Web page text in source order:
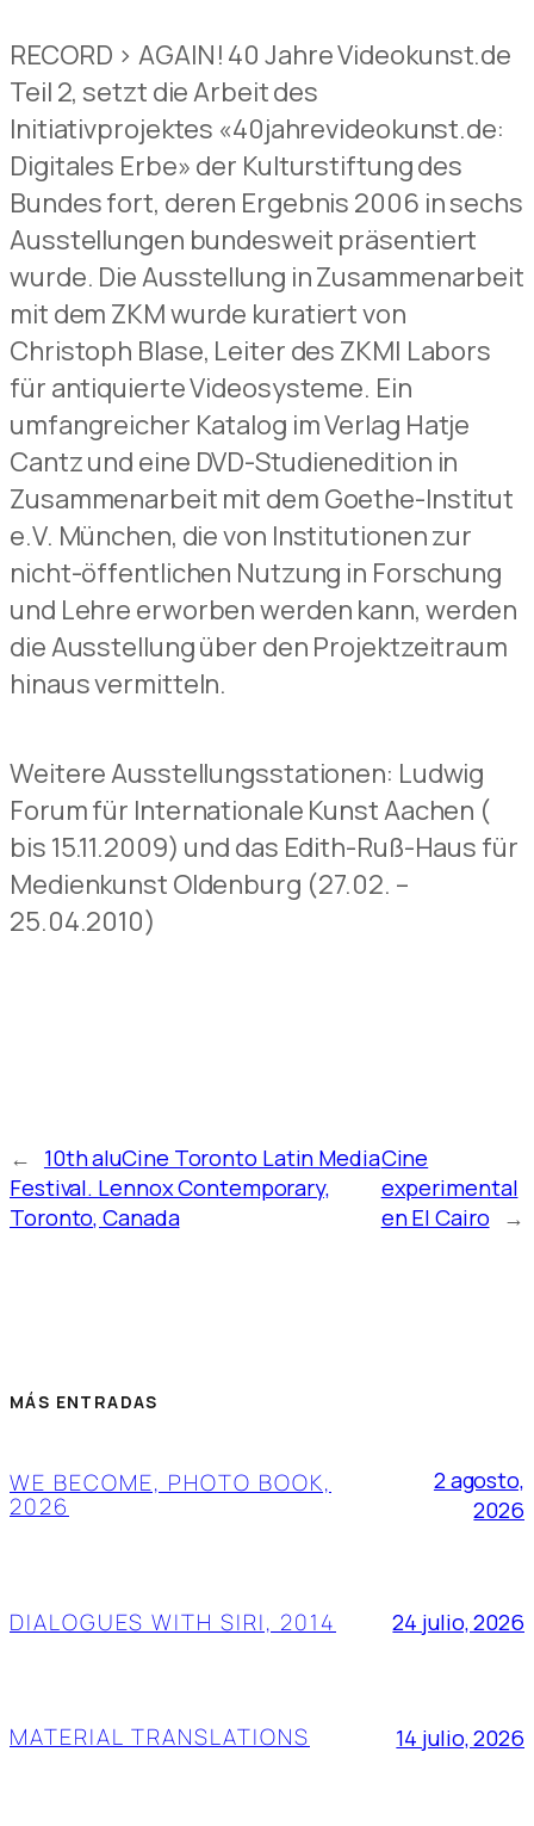
RECORD > AGAIN! 40 Jahre Videokunst.de
Teil 2, setzt die Arbeit des
Initiativprojektes «40jahrevideokunst.de:
Digitales Erbe» der Kulturstiftung des
Bundes fort, deren Ergebnis 2006 in sechs
Ausstellungen bundesweit präsentiert
wurde. Die Ausstellung in Zusammenarbeit
mit dem ZKM wurde kuratiert von
Christoph Blase, Leiter des ZKM| Labors
für antiquierte Videosysteme. Ein
umfangreicher Katalog im Verlag Hatje
Cantz und eine DVD-Studienedition in
Zusammenarbeit mit dem Goethe-Institut
e.V. München, die von Institutionen zur
nicht-öffentlichen Nutzung in Forschung
und Lehre erworben werden kann, werden
die Ausstellung über den Projektzeitraum
hinaus vermitteln.
Weitere Ausstellungsstationen: Ludwig
Forum für Internationale Kunst Aachen (
bis 15.11.2009) und das Edith-Ruß-Haus für
Medienkunst Oldenburg (27.02. –
25.04.2010)
← 10th aluCine Toronto Latin Media
Festival. Lennox Contemporary,
Toronto, Canada
Cine
experimental
en El Cairo →
MÁS ENTRADAS
WE BECOME, PHOTO BOOK,
2026
2 agosto,
2026
DIALOGUES WITH SIRI, 2014 24 julio, 2026
MATERIAL TRANSLATIONS 14 julio, 2026